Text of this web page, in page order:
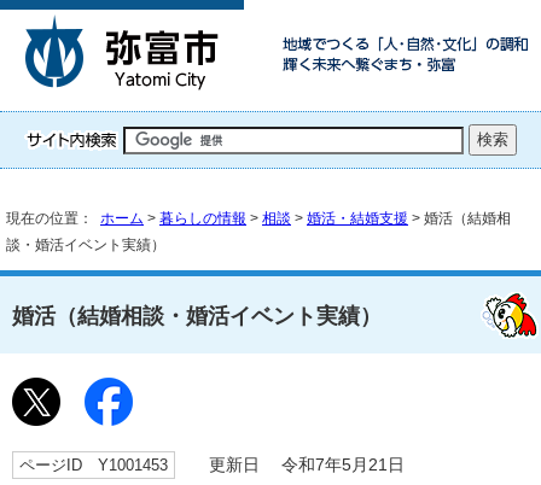
現在の位置： ホーム > 暮らしの情報 > 相談 > 婚活・結婚支援 > 婚活（結婚相
談・婚活イベント実績）
婚活（結婚相談・婚活イベント実績）
ページID Y1001453 更新日 令和7年5月21日